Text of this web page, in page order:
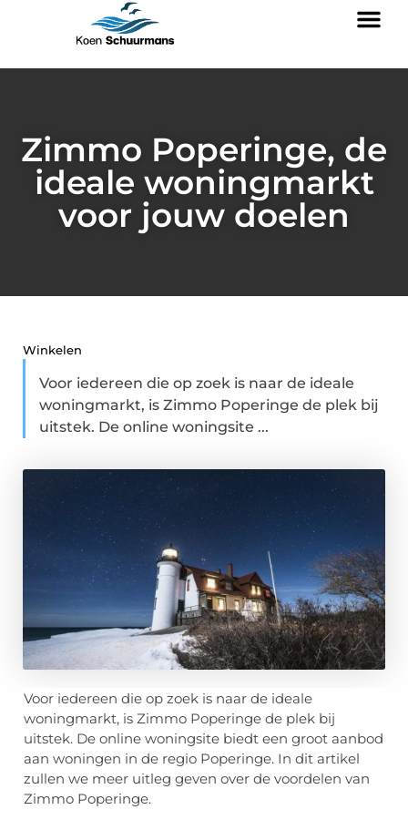
Zimmo Poperinge, de
ideale woningmarkt
voor jouw doelen
Winkelen
Voor iedereen die op zoek is naar de ideale
woningmarkt, is Zimmo Poperinge de plek bij
uitstek. De online woningsite ...
Voor iedereen die op zoek is naar de ideale
woningmarkt, is Zimmo Poperinge de plek bij
uitstek. De online woningsite biedt een groot aanbod
aan woningen in de regio Poperinge. In dit artikel
zullen we meer uitleg geven over de voordelen van
Zimmo Poperinge.